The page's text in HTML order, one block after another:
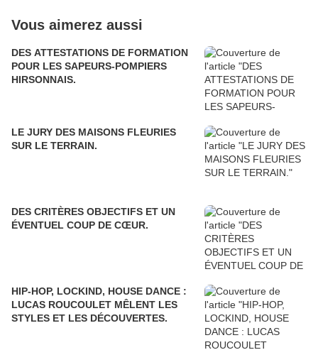
Vous aimerez aussi
DES ATTESTATIONS DE FORMATION
POUR LES SAPEURS-POMPIERS
HIRSONNAIS.
LE JURY DES MAISONS FLEURIES
SUR LE TERRAIN.
DES CRITÈRES OBJECTIFS ET UN
ÉVENTUEL COUP DE CŒUR.
HIP-HOP, LOCKIND, HOUSE DANCE :
LUCAS ROUCOULET MÊLENT LES
STYLES ET LES DÉCOUVERTES.